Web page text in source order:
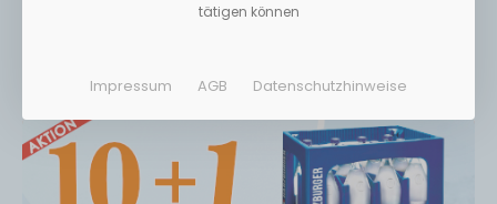
tätigen können
Impressum AGB Datenschutzhinweise